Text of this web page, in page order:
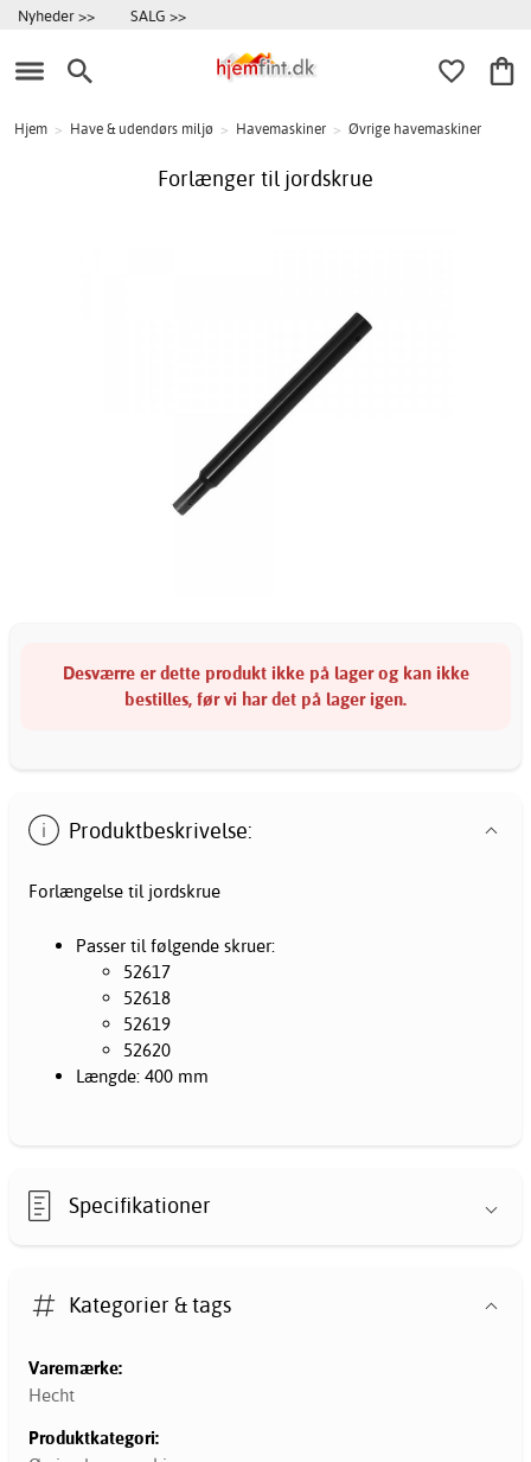
Nyheder >> SALG >>
Hjem > Have & udendørs miljø > Havemaskiner > Øvrige havemaskiner
Forlænger til jordskrue
Desværre er dette produkt ikke på lager og kan ikke
bestilles, før vi har det på lager igen.
Produktbeskrivelse:
Forlængelse til jordskrue
Passer til følgende skruer:
52617
52618
52619
52620
Længde: 400 mm
Specifikationer
Kategorier & tags
Varemærke:
Hecht
Produktkategori: